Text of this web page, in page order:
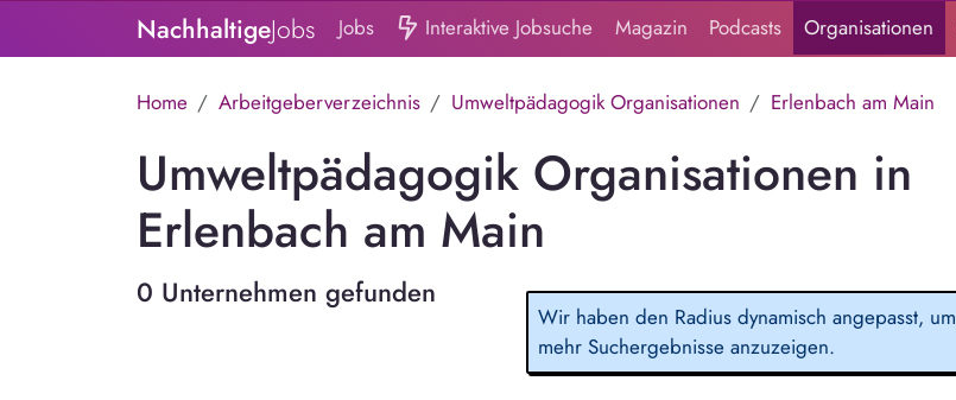
NachhaltigeJobs Jobs Interaktive Jobsuche Magazin Podcasts Organisationen
Home Arbeitgeberverzeichnis Umweltpädagogik Organisationen Erlenbach am Main
Umweltpädagogik Organisationen in
Erlenbach am Main
0 Unternehmen gefunden
Wir haben den Radius dynamisch angepasst, um
mehr Suchergebnisse anzuzeigen.